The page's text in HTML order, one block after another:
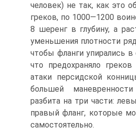
человек) не так, как это
греков, по 1000—1200
8 шеренг в глубину, а
уменьшения плотности
чтобы фланги упирались
что предохраняло
атаки персидской
большей
разбита на три части:
правый фланг, которые
самостоятельно.